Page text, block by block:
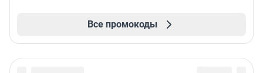
Все промокоды